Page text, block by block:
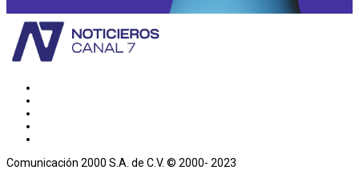
Comunicación 2000 S.A. de C.V. © 2000- 2023